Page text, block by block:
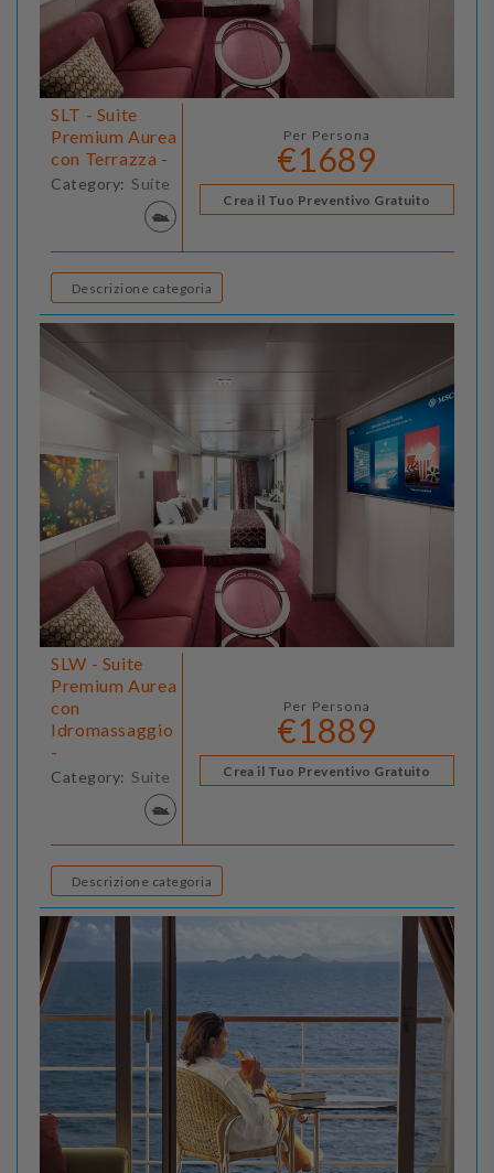
SLT - Suite
Premium Aurea
con Terrazza -
Category: Suite
Per Persona
€1689
Crea il Tuo Preventivo Gratuito
Descrizione categoria
SLW - Suite
Premium Aurea
con
Idromassaggio
-
Category: Suite
Per Persona
€1889
Crea il Tuo Preventivo Gratuito
Descrizione categoria